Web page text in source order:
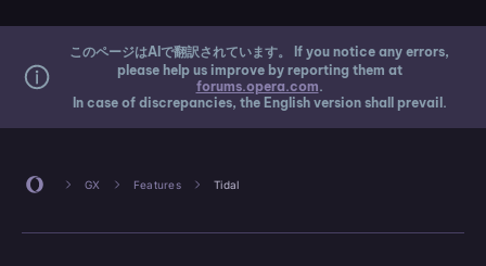
このページはAIで翻訳されています。 If you notice any errors,
please help us improve by reporting them at
forums.opera.com.
In case of discrepancies, the English version shall prevail.
GX Features Tidal